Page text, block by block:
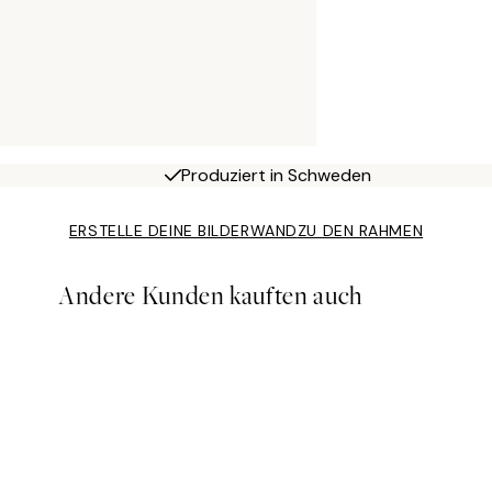
Produziert in Schweden
ERSTELLE DEINE BILDERWANDZU DEN RAHMEN
Andere Kunden kauften auch